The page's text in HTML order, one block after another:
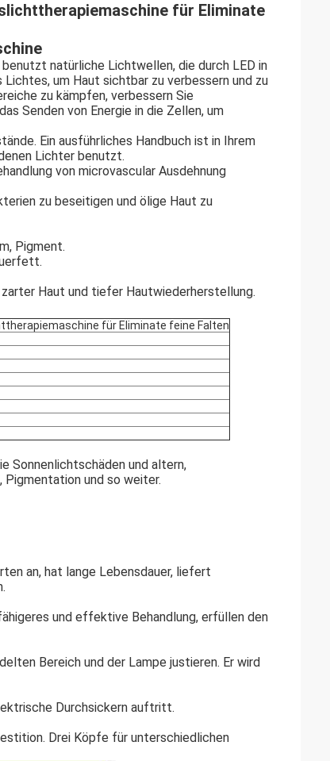
für Eliminate
natürliche Lichtwellen, die durch LED in
um Haut sichtbar zu verbessern und zu
zu kämpfen, verbessern Sie
Senden von Energie in die Zellen, um
Ein ausführliches Handbuch ist in Ihrem
Lichter benutzt.
von microvascular Ausdehnung
zu beseitigen und ölige Haut zu
Pigment.
Haut und tiefer Hautwiederherstellung.
für Eliminate feine Falten
Sonnenlichtschäden und altern,
und so weiter.
an, hat lange Lebensdauer, liefert
und effektive Behandlung, erfüllen den
Bereich und der Lampe justieren. Er wird
Durchsickern auftritt.
Drei Köpfe für unterschiedlichen